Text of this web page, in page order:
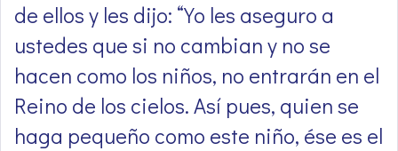
de ellos y les dijo: “Yo les aseguro a
ustedes que si no cambian y no se
hacen como los niños, no entrarán en el
Reino de los cielos. Así pues, quien se
haga pequeño como este niño, ése es el